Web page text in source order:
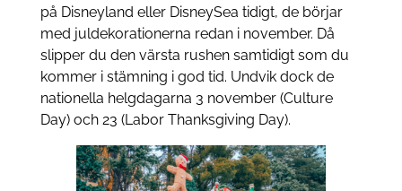
på Disneyland eller DisneySea tidigt, de börjar
med juldekorationerna redan i november. Då
slipper du den värsta rushen samtidigt som du
kommer i stämning i god tid. Undvik dock de
nationella helgdagarna 3 november (Culture
Day) och 23 (Labor Thanksgiving Day).